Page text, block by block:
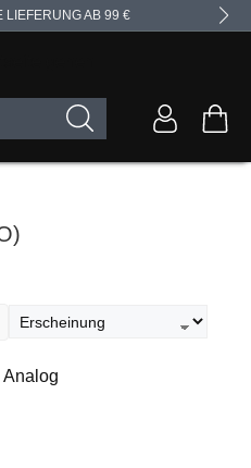
LIEFERUNG AB 99 €